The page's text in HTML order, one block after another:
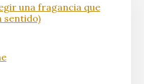
una fragancia que
sentido)